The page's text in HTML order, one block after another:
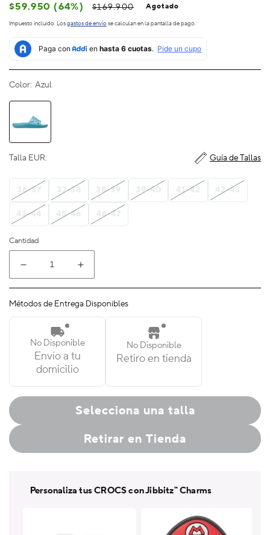
Precio
habitual
$169.900
Precio
de
$59.950 (64%) Agotado
Impuesto incluido. Losgastos de envíose calculan en la pantalla de pago.
Color: Azul
Talla EUR: Guía de Tallas
36-37 37-38 38-39 39-40 41-42 42-43
43-44 45-46 46-47
Cantidad
Reducir
cantidad
para
Slide
Aumentar
cantidad
para
Classic
Slide
Métodos de Entrega Disponibles
No Disponible
Envío a tu
domicilio
No Disponible
Retiro en tienda
Selecciona una talla
Retirar en Tienda
Personaliza tus CROCS con Jibbitz™ Charms